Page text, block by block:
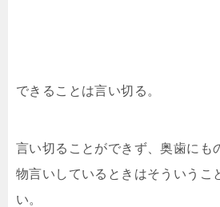
できることは言い切る。
言い切ることができず、奥歯にも
物言いしているときはそういうこ
い。